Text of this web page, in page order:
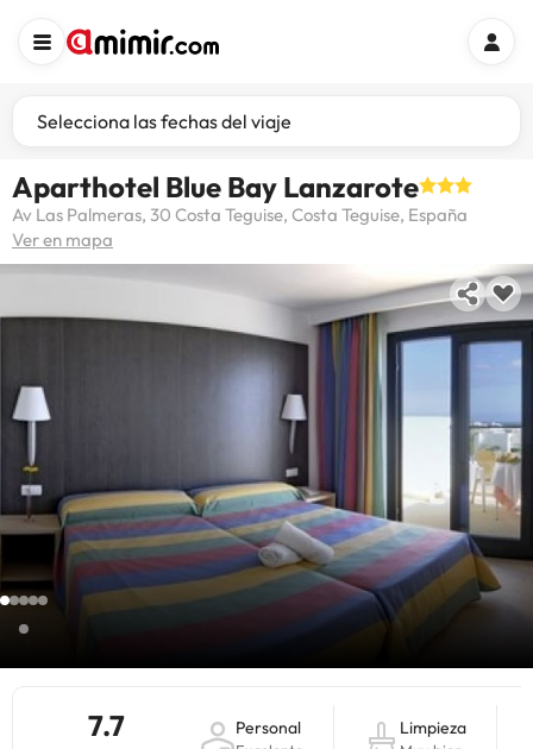
Selecciona las fechas del viaje
Aparthotel Blue Bay Lanzarote
Av Las Palmeras, 30 Costa Teguise, Costa Teguise, España
Ver en mapa
7.7 Personal Limpieza